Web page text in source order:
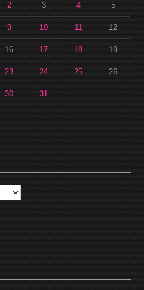
2 3 4 5
9 10 11 12
16 17 18 19
23 24 25 26
30 31